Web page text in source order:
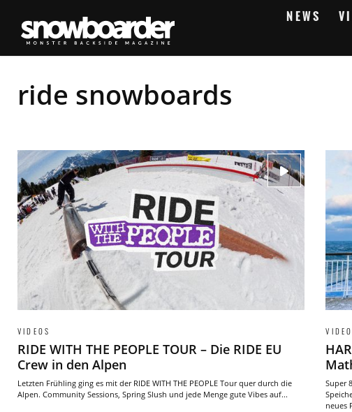
NEWS
ride snowboards
VIDEOS
RIDE WITH THE PEOPLE TOUR – Die RIDE EU
Crew in den Alpen
Letzten Frühling ging es mit der RIDE WITH THE PEOPLE Tour quer durch die
Alpen. Community Sessions, Spring Slush und jede Menge gute Vibes auf...
Super
neues